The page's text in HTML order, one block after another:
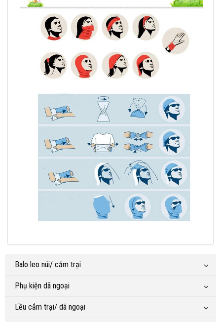
Balo leo núi/ cắm trại
Phụ kiện dã ngoại
Lều cắm trại/ dã ngoại